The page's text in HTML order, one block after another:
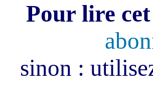
Pour lire
sinon :